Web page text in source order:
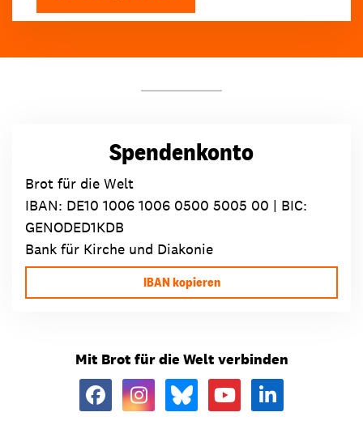
Spendenkonto
Brot für die Welt
IBAN: DE10 1006 1006 0500 5005 00 | BIC:
GENODED1KDB
Bank für Kirche und Diakonie
IBAN kopieren
Mit Brot für die Welt verbinden